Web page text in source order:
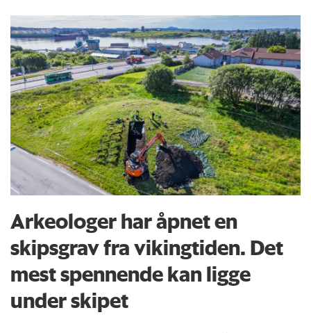
Arkeologer har åpnet en
skipsgrav fra vikingtiden. Det
mest spennende kan ligge
under skipet